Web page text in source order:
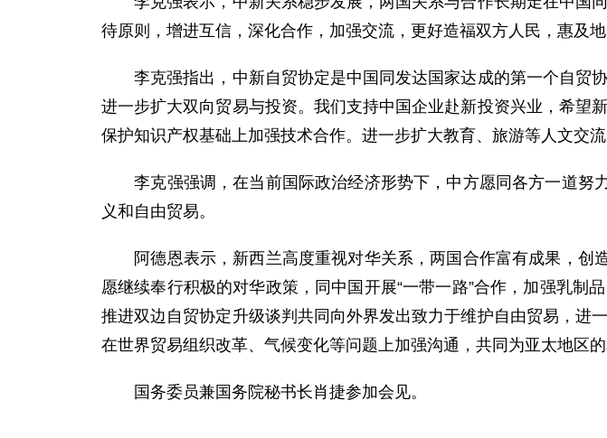
待原则，增进互信，深化合作，加强交流，更好造福双方人民，惠及地
李克强指出，中新自贸协定是中国同发达国家达成的第一个自贸
进一步扩大双向贸易与投资。我们支持中国企业赴新投资兴业，希望
保护知识产权基础上加强技术合作。进一步扩大教育、旅游等人文交流
李克强强调，在当前国际政治经济形势下，中方愿同各方一道努
义和自由贸易。
阿德恩表示，新西兰高度重视对华关系，两国合作富有成果，创
愿继续奉行积极的对华政策，同中国开展“一带一路”合作，加强乳
推进双边自贸协定升级谈判共同向外界发出致力于维护自由贸易，进
在世界贸易组织改革、气候变化等问题上加强沟通，共同为亚太地区的
国务委员兼国务院秘书长肖捷参加会见。